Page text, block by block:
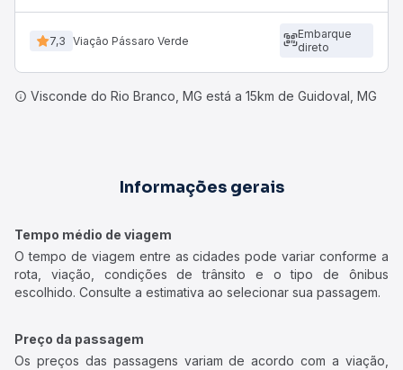
7,3 Viação Pássaro Verde
Embarque
direto
Visconde do Rio Branco, MG está a 15km de Guidoval, MG
Informações gerais
Tempo médio de viagem
O tempo de viagem entre as cidades pode variar conforme a
rota, viação, condições de trânsito e o tipo de ônibus
escolhido. Consulte a estimativa ao selecionar sua passagem.
Preço da passagem
Os preços das passagens variam de acordo com a viação,